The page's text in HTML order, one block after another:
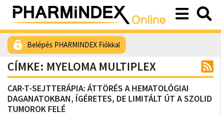
Belépés PHARMINDEX Fiókkal
CÍMKE: MYELOMA MULTIPLEX
CAR-T-SEJTTERÁPIA: ÁTTÖRÉS A HEMATOLÓGIAI
DAGANATOKBAN, ÍGÉRETES, DE LIMITÁLT ÚT A SZOLID
TUMOROK FELÉ